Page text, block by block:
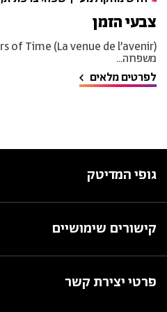
צבעי הזמן
משפחה...
לפרטים מלאים
גופי המדיטק
קישורים שימושיים
פרטי יצירת קשר